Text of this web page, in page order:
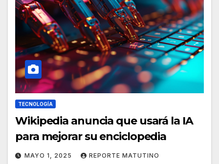
TECNOLOGÍA
Wikipedia anuncia que usará la IA
para mejorar su enciclopedia
MAYO 1, 2025 REPORTE MATUTINO